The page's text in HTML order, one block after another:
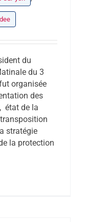
du
du 3
organisée
des
état de la
stratégie
la protection